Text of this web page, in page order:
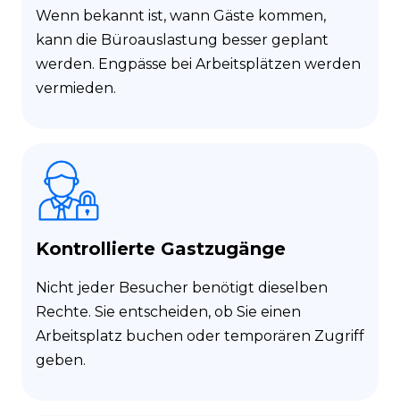
Wenn bekannt ist, wann Gäste kommen,
kann die Büroauslastung besser geplant
werden. Engpässe bei Arbeitsplätzen werden
vermieden.
Kontrollierte Gastzugänge
Nicht jeder Besucher benötigt dieselben
Rechte. Sie entscheiden, ob Sie einen
Arbeitsplatz buchen oder temporären Zugriff
geben.